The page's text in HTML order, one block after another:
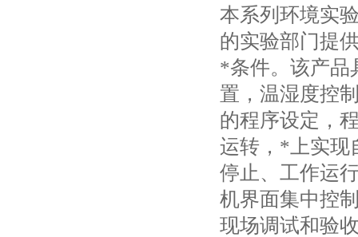
本系列环境实
的实验部门提
*条件。该产品
置，温湿度控
的程序设定，
运转，*上实现
停止、工作运
机界面集中控
现场调试和验